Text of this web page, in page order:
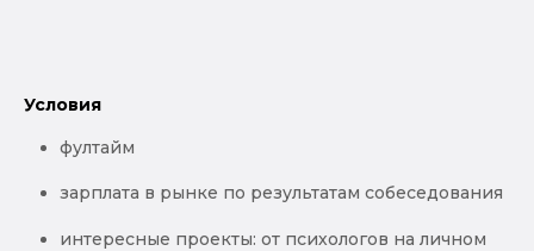
Условия
фултайм
зарплата в рынке по результатам собеседования
интересные проекты: от психологов на личном